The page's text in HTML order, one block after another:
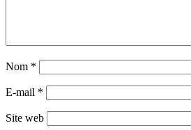
Nom *
E-mail *
Site web